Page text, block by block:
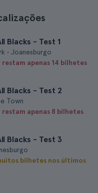
Blacks - Test 1
• Joanesburgo
apenas 14 bilhetes
Blacks - Test 2
Town
apenas 8 bilhetes
Blacks - Test 3
bilhetes nos últimos